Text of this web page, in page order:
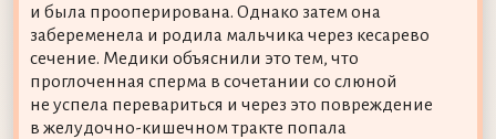
и была прооперирована. Однако затем она
забеременела и родила мальчика через кесарево
сечение. Медики объяснили это тем, что
проглоченная сперма в сочетании со слюной
не успела перевариться и через это повреждение
в желудочно-кишечном тракте попала